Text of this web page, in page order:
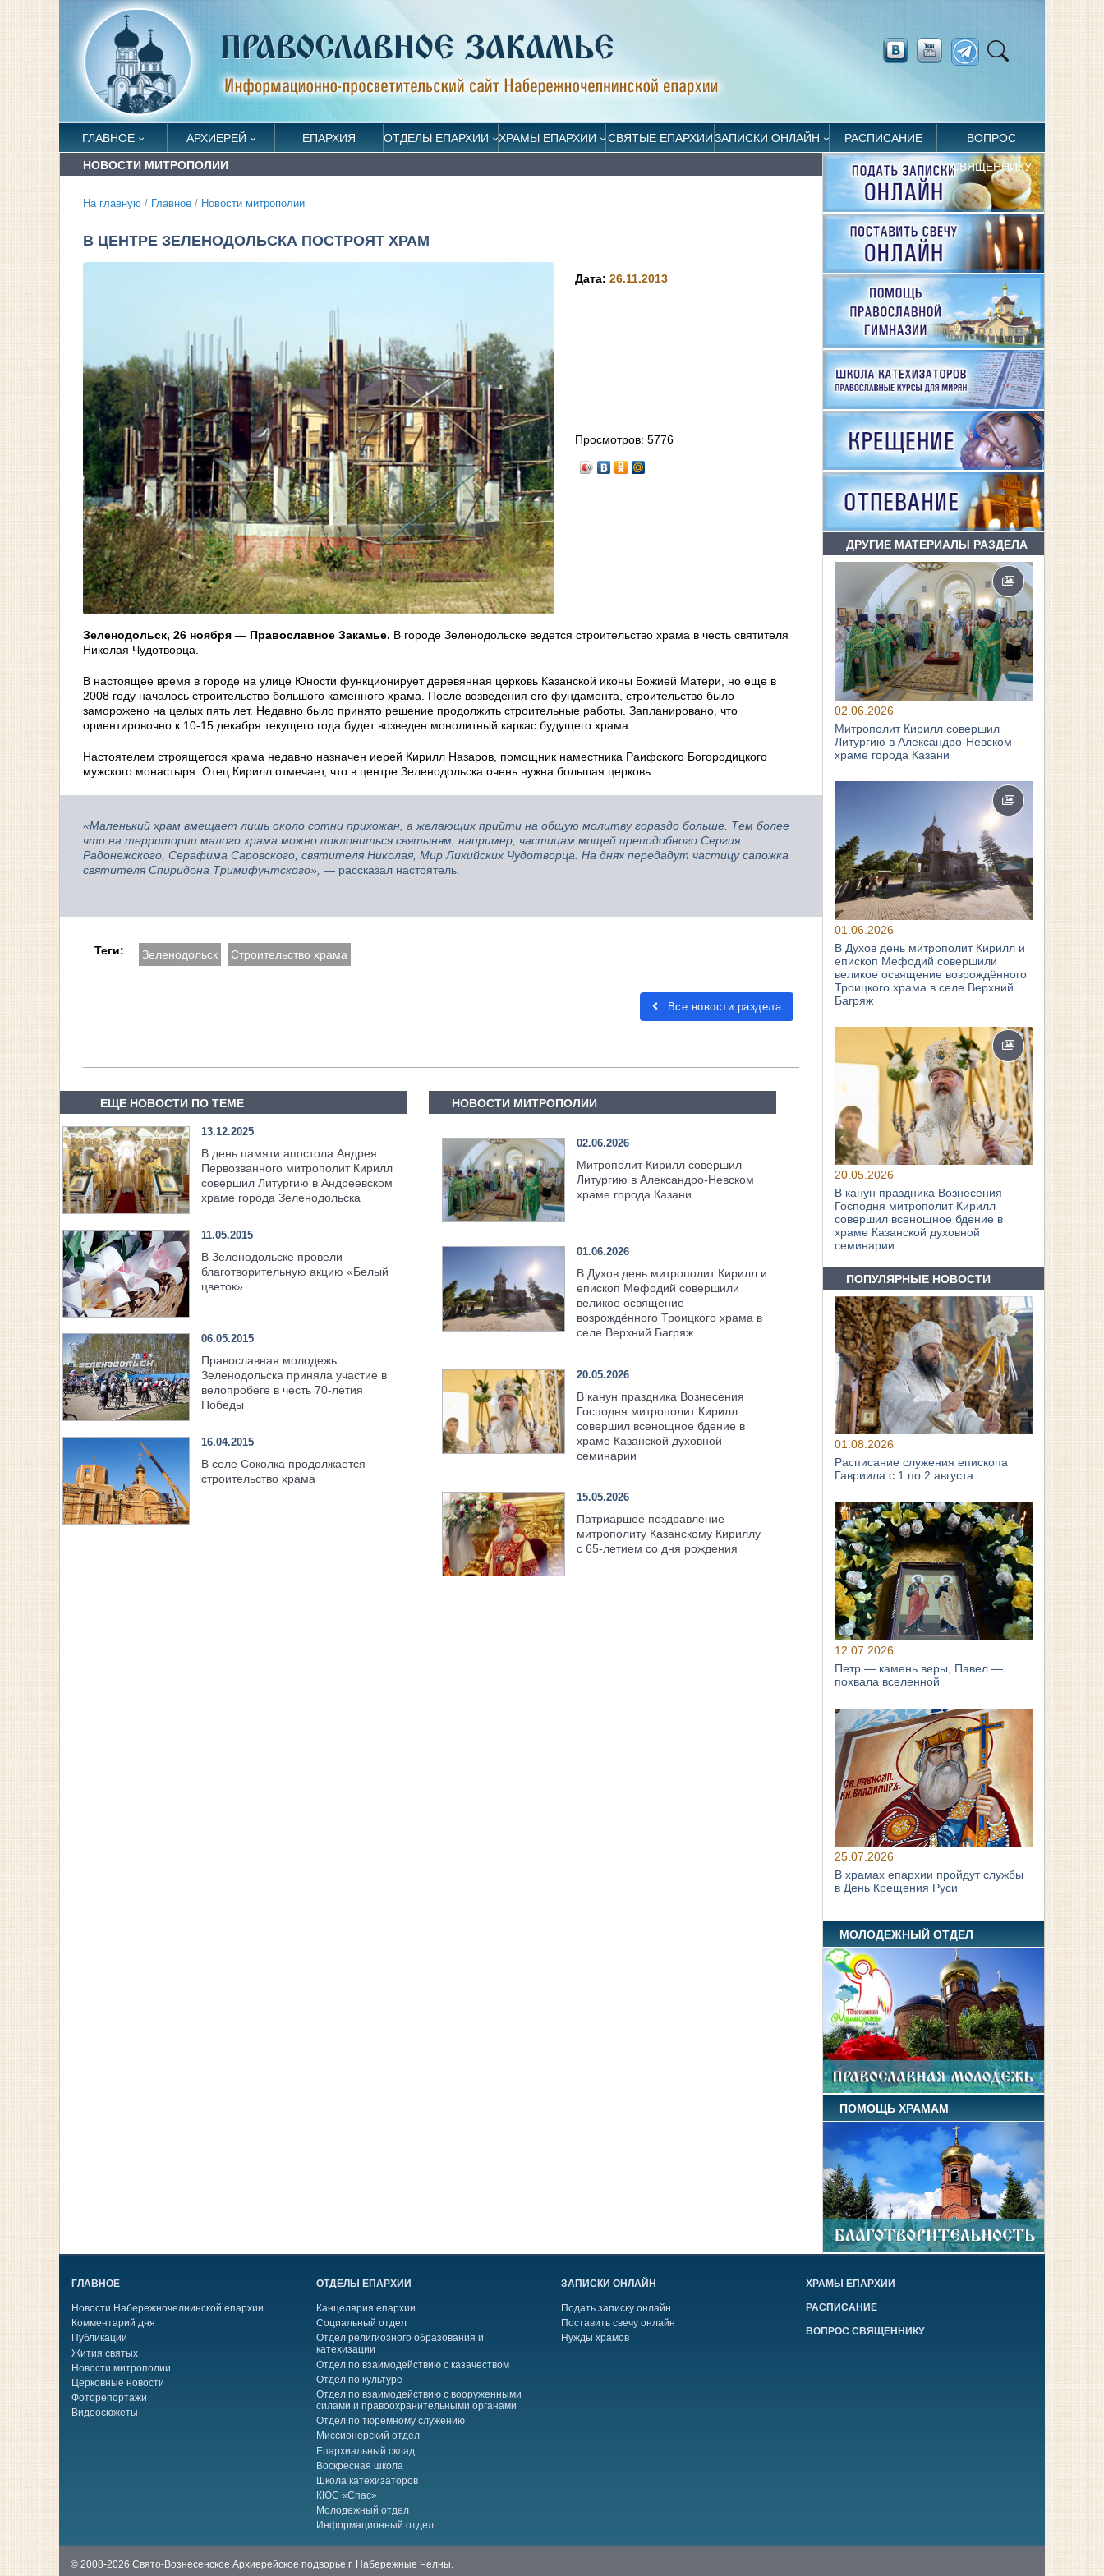
ГЛАВНОЕ АРХИЕРЕЙ ЕПАРХИЯ ОТДЕЛЫ ЕПАРХИИ ХРАМЫ ЕПАРХИИ СВЯТЫЕ ЕПАРХИИЗАПИСКИ ОНЛАЙН РАСПИСАНИЕ ВОПРОС
СВЯЩЕННИКУ
НОВОСТИ МИТРОПОЛИИ
На главную / Главное / Новости митрополии
В ЦЕНТРЕ ЗЕЛЕНОДОЛЬСКА ПОСТРОЯТ ХРАМ
Дата:26.11.2013
Просмотров:5776
Зеленодольск, 26 ноября — Православное Закамье. В городе Зеленодольске ведется строительство храма в честь святителя
Николая Чудотворца.
В настоящее время в городе на улице Юности функционирует деревянная церковь Казанской иконы Божией Матери, но еще в
2008 году началось строительство большого каменного храма. После возведения его фундамента, строительство было
заморожено на целых пять лет. Недавно было принято решение продолжить строительные работы. Запланировано, что
ориентировочно к 10-15 декабря текущего года будет возведен монолитный каркас будущего храма.
Настоятелем строящегося храма недавно назначен иерей Кирилл Назаров, помощник наместника Раифского Богородицкого
мужского монастыря. Отец Кирилл отмечает, что в центре Зеленодольска очень нужна большая церковь.
«Маленький храм вмещает лишь около сотни прихожан, а желающих прийти на общую молитву гораздо больше. Тем более
что на территории малого храма можно поклониться святыням, например, частицам мощей преподобного Сергия
Радонежского, Серафима Саровского, святителя Николая, Мир Ликийских Чудотворца. На днях передадут частицу сапожка
святителя Спиридона Тримифунтского», — рассказал настоятель.
Теги: Зеленодольск Строительство храма
Все новости раздела
ЕЩЕ НОВОСТИ ПО ТЕМЕ
13.12.2025
В день памяти апостола Андрея
Первозванного митрополит Кирилл
совершил Литургию в Андреевском
храме города Зеленодольска
11.05.2015
В Зеленодольске провели
благотворительную акцию «Белый
цветок»
06.05.2015
Православная молодежь
Зеленодольска приняла участие в
велопробеге в честь 70-летия
Победы
16.04.2015
В селе Соколка продолжается
строительство храма
НОВОСТИ МИТРОПОЛИИ
02.06.2026
Митрополит Кирилл совершил
Литургию в Александро-Невском
храме города Казани
01.06.2026
В Духов день митрополит Кирилл и
епископ Мефодий совершили
великое освящение
возрождённого Троицкого храма в
селе Верхний Багряж
20.05.2026
В канун праздника Вознесения
Господня митрополит Кирилл
совершил всенощное бдение в
храме Казанской духовной
семинарии
15.05.2026
Патриаршее поздравление
митрополиту Казанскому Кириллу
с 65-летием со дня рождения
ДРУГИЕ МАТЕРИАЛЫ РАЗДЕЛА
02.06.2026
Митрополит Кирилл совершил
Литургию в Александро-Невском
храме города Казани
01.06.2026
В Духов день митрополит Кирилл и
епископ Мефодий совершили
великое освящение возрождённого
Троицкого храма в селе Верхний
Багряж
20.05.2026
В канун праздника Вознесения
Господня митрополит Кирилл
совершил всенощное бдение в
храме Казанской духовной
семинарии
ПОПУЛЯРНЫЕ НОВОСТИ
01.08.2026
Расписание служения епископа
Гавриила с 1 по 2 августа
12.07.2026
Петр — камень веры, Павел —
похвала вселенной
25.07.2026
В храмах епархии пройдут службы
в День Крещения Руси
МОЛОДЕЖНЫЙ ОТДЕЛ
ПОМОЩЬ ХРАМАМ
ГЛАВНОЕ
Новости Набережночелнинской епархии
Комментарий дня
Публикации
Жития святых
Новости митрополии
Церковные новости
Фоторепортажи
Видеосюжеты
ОТДЕЛЫ ЕПАРХИИ
Канцелярия епархии
Социальный отдел
Отдел религиозного образования и
катехизации
Отдел по взаимодействию с казачеством
Отдел по культуре
Отдел по взаимодействию с вооруженными
силами и правоохранительными органами
Отдел по тюремному служению
Миссионерский отдел
Епархиальный склад
Воскресная школа
Школа катехизаторов
КЮС «Спас»
Молодежный отдел
Информационный отдел
ЗАПИСКИ ОНЛАЙН
Подать записку онлайн
Поставить свечу онлайн
Нужды храмов
ХРАМЫ ЕПАРХИИ
РАСПИСАНИЕ
ВОПРОС СВЯЩЕННИКУ
© 2008-2026 Свято-Вознесенское Архиерейское подворье г. Набережные Челны.